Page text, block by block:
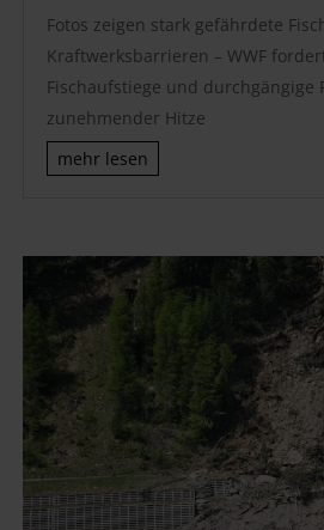
Fotos zeigen stark gefährdete
Kraftwerksbarrieren – WWF
Fischaufstiege und durchgängige
zunehmender Hitze
mehr lesen